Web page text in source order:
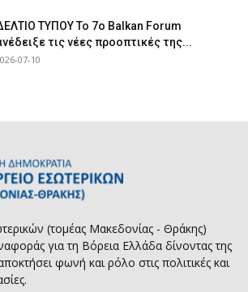
ΤΥΠΟΥ Το 7ο Balkan Forum
τις νέες προοπτικές της...
07-10
(τομέας Μακεδονίας - Θράκης)
για τη Βόρεια Ελλάδα δίνοντας της
φωνή και ρόλο στις πολιτικές και